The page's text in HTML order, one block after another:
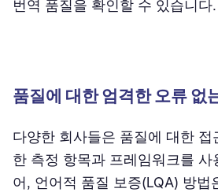
번역 품질을 확인할 수 있습니다.
품질에 대한 엄격한 오류 없
다양한 회사들은 품질에 대한
한 측정 항목과 프레임워크를 사
어, 언어적 품질 보증(LQA) 방